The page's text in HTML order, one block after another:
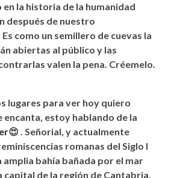
la historia de la humanidad
después de nuestro
como un semillero de cuevas la
abiertas al público y las
valen la pena. Créemelo.
lugares para ver hoy quiero
estoy hablando de la
😍 . Señorial, y actualmente
romanas del Siglo I
amplia bahía bañada por el mar
capital de la región de Cantabria,